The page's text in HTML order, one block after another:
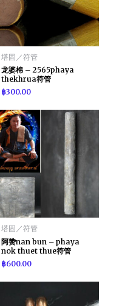
塔固／符管
龙婆棉 – 2565phaya
thekhrua符管
฿300.00
塔固／符管
阿赞nan bun – phaya
nok thuet thue符管
฿600.00